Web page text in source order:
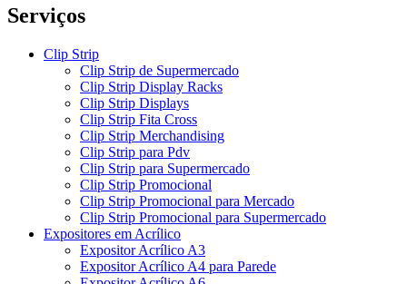
Serviços
Clip Strip
Clip Strip de Supermercado
Clip Strip Display Racks
Clip Strip Displays
Clip Strip Fita Cross
Clip Strip Merchandising
Clip Strip para Pdv
Clip Strip para Supermercado
Clip Strip Promocional
Clip Strip Promocional para Mercado
Clip Strip Promocional para Supermercado
Expositores em Acrílico
Expositor Acrílico A3
Expositor Acrílico A4 para Parede